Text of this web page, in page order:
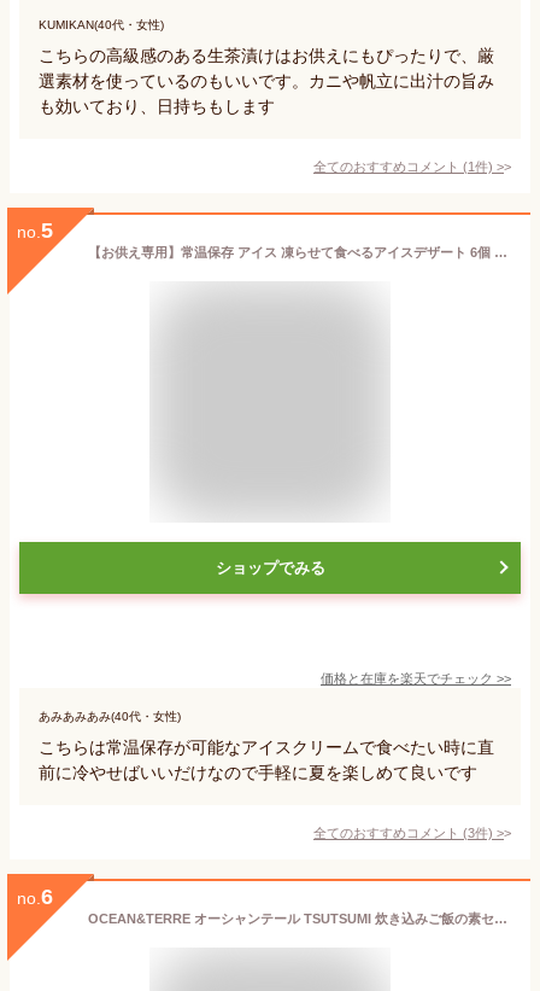
KUMIKAN(40代・女性)
こちらの高級感のある生茶漬けはお供えにもぴったりで、厳
選素材を使っているのもいいです。カニや帆立に出汁の旨み
も効いており、日持ちもします
全てのおすすめコメント (1件) >
no. 5
【お供え専用】常温保存 アイス 凍らせて食べるアイスデザート 6個 9個 15個 Hitotoe ひととえ【送料無料】食べ物 お菓子 洋菓子 日持ち 御供 御供え お供え物 法事 法要 のし 熨斗 お彼岸 彼岸 初盆 新盆 お盆 喪中見舞い 喪中 お悔み 一周忌 命日 三回忌 四十九日 故人
ショップでみる
価格と在庫を楽天でチェック >>
あみあみあみ(40代・女性)
こちらは常温保存が可能なアイスクリームで食べたい時に直
前に冷やせばいいだけなので手軽に夏を楽しめて良いです
全てのおすすめコメント (3件) >
no. 6
OCEAN&TERRE オーシャンテール TSUTSUMI 炊き込みご飯の素セットA ギフトセット☆食べ物 詰め合わせ 誕生日 出産内祝い 結婚内祝い 出産祝い 結婚祝い 引き出物 お祝い お返し 香典返し 快気祝い プレゼント お供え 敬老の日